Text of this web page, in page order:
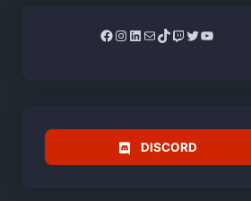
Facebook
Instagram
LinkedIn
MailTikTok
Twitch
Twitter
YouTube
DISCORD